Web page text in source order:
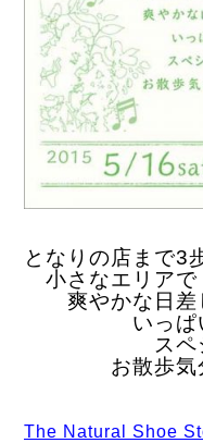
となりの店まで3
小さなエリアで
爽やかな日差
いっぱい浴
スペシャ
お散歩気分で
The Natural Shoe